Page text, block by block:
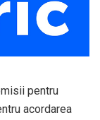
pentru
acordarea